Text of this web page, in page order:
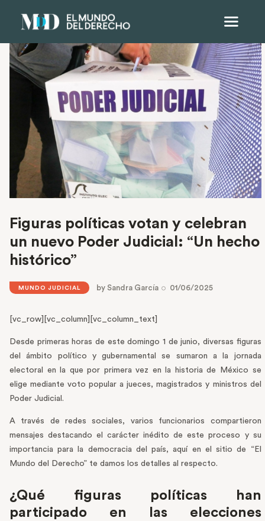
Figuras políticas votan y celebran
un nuevo Poder Judicial: “Un hecho
histórico”
MUNDO JUDICIAL bySandra García 01/06/2025
[vc_row][vc_column][vc_column_text]
Desde primeras horas de este domingo 1 de junio, diversas figuras
del ámbito político y gubernamental se sumaron a la jornada
electoral en la que por primera vez en la historia de México se
elige mediante voto popular a jueces, magistrados y ministros del
Poder Judicial.
A través de redes sociales, varios funcionarios compartieron
mensajes destacando el carácter inédito de este proceso y su
importancia para la democracia del país, aquí en el sitio de “El
Mundo del Derecho” te damos los detalles al respecto.
¿Qué figuras políticas han
participado en las elecciones